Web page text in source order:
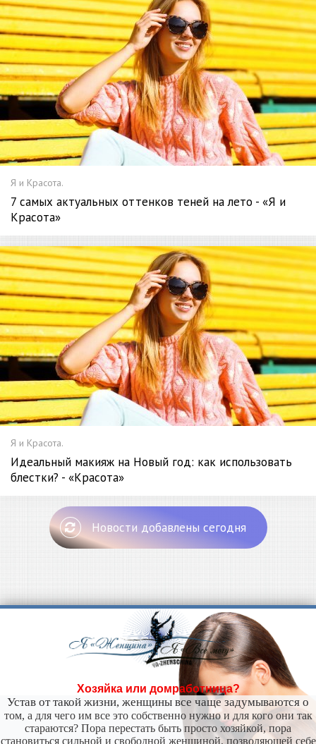
Я и Красота.
7 самых актуальных оттенков теней на лето - «Я и
Красота»
Я и Красота.
Идеальный макияж на Новый год: как использовать
блестки? - «Красота»
Новости добавлены сегодня
Хозяйка или домработница?
Устав от такой жизни, женщины все чаще задумываются о
том, а для чего им все это собственно нужно и для кого они так
стараются? Пора перестать быть просто хозяйкой, пора
становиться сильной и свободной женщиной, позволяющей себе